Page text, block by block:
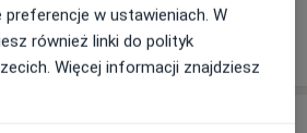
Gastrologw ustawieniach. W
również linki do polityk
Więcej informacji znajdziesz